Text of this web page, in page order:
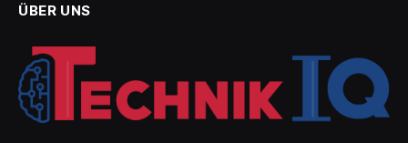
ÜBER UNS